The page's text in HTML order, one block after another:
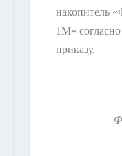
накопитель
1М»
приказу.